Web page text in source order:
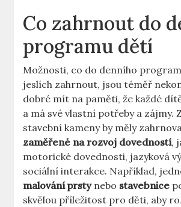
Co zahrnout do
programu dětí
Možnosti, co do denního
jeslích zahrnout, jsou téměř
dobré mít na paměti, že každé
a má své vlastní potřeby a zájmy.
stavební kameny by měly
zaměřené na rozvoj dovedností,
motorické dovednosti, jazyková
sociální interakce. Například,
malování prstynebo stavebnice
skvělou příležitost pro děti, aby